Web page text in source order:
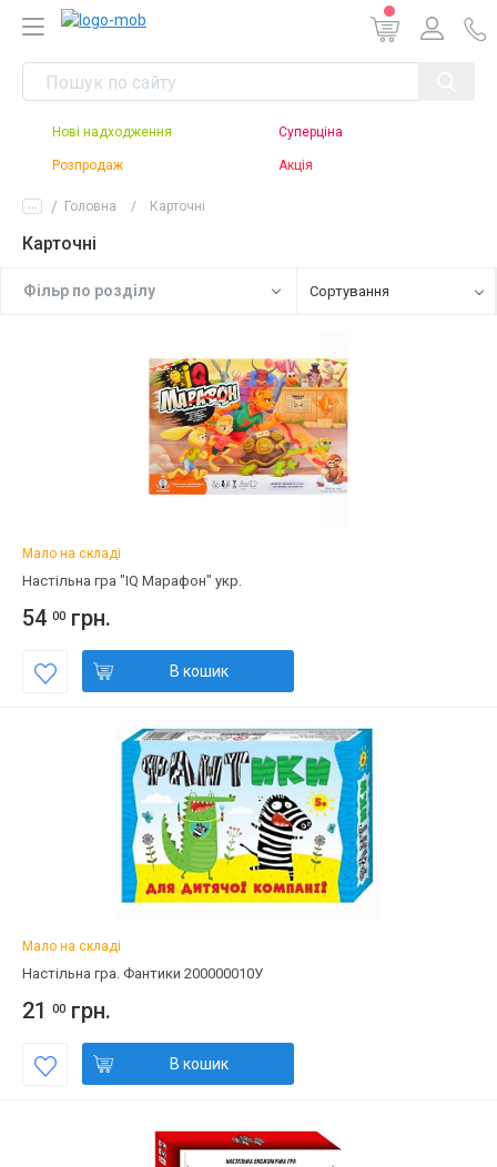
Нові надходження Суперціна
Розпродаж Акція
Головна
... Карточні
Карточні
Фiльр по роздiлу Сортування
Мало на складі
Настільна гра "IQ Марафон" укр.
54 00 грн.
В кошик
Мало на складі
Настільна гра. Фантики 200000010У
21 00 грн.
В кошик